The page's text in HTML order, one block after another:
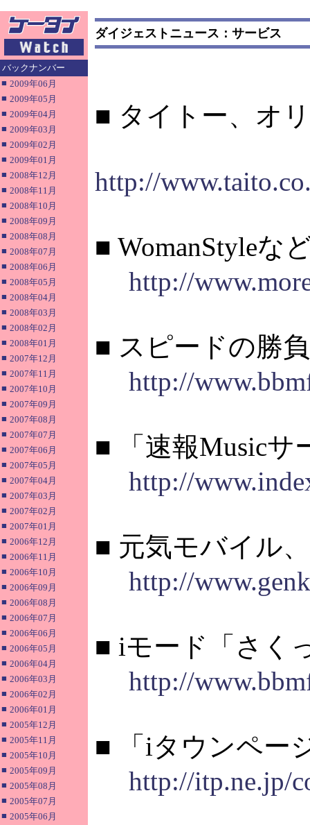
バックナンバー
■ 2009年06月
■ 2009年05月
■ 2009年04月
■ 2009年03月
■ 2009年02月
■ 2009年01月
■ 2008年12月
■ 2008年11月
■ 2008年10月
■ 2008年09月
■ 2008年08月
■ 2008年07月
■ 2008年06月
■ 2008年05月
■ 2008年04月
■ 2008年03月
■ 2008年02月
■ 2008年01月
■ 2007年12月
■ 2007年11月
■ 2007年10月
■ 2007年09月
■ 2007年08月
■ 2007年07月
■ 2007年06月
■ 2007年05月
■ 2007年04月
■ 2007年03月
■ 2007年02月
■ 2007年01月
■ 2006年12月
■ 2006年11月
■ 2006年10月
■ 2006年09月
■ 2006年08月
■ 2006年07月
■ 2006年06月
■ 2006年05月
■ 2006年04月
■ 2006年03月
■ 2006年02月
■ 2006年01月
■ 2005年12月
■ 2005年11月
■ 2005年10月
■ 2005年09月
■ 2005年08月
■ 2005年07月
■ 2005年06月
ダイジェストニュース：サービス
■ タイトー、オ
http://
■ WomanStyleな
http://
■ スピードの勝
http://
■ 「速報Musicサ
http://
■ 元気モバイル
http://
■ iモード「さく
http://
■ 「iタウンペー
http://itp.ne.jp/